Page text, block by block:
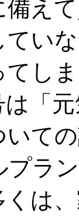
備え
い
し
は「
て
ラ
は